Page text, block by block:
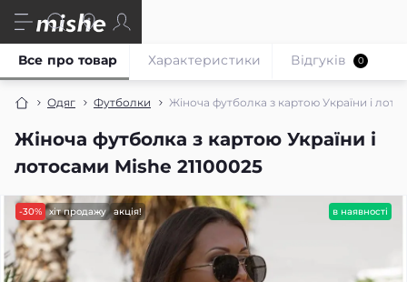
Одяг Футболки Жіноча футболка з картою України і
Жіноча футболка з картою України і
лотосами Mishe 21100025
Все про товар Характеристики Відгуків 0
-30% хіт продажу акція! в наявності